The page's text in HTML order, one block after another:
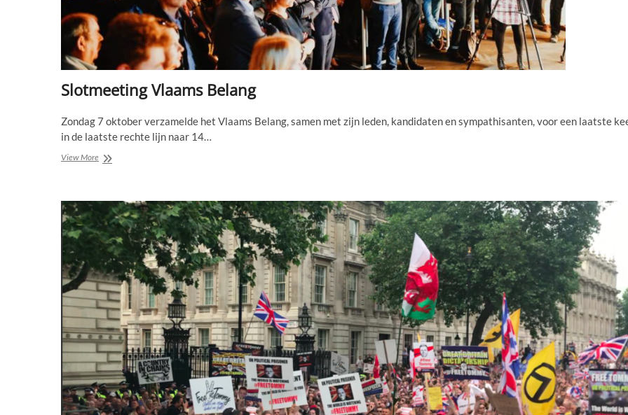
Slotmeeting Vlaams Belang
Zondag 7 oktober verzamelde het Vlaams Belang, samen met zijn leden, kandidaten en sympathisanten, voor een laatste
in de laatste rechte lijn naar 14…
View MoreSlotmeeting